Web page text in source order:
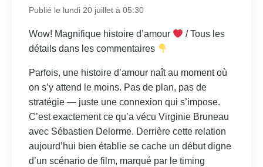
Publié le lundi 20 juillet à 05:30
Wow! Magnifique histoire d’amour
/ Tous les
détails dans les commentaires
Parfois, une histoire d’amour naît au moment où
on s’y attend le moins. Pas de plan, pas de
stratégie — juste une connexion qui s’impose.
C’est exactement ce qu’a vécu Virginie Bruneau
avec Sébastien Delorme. Derrière cette relation
aujourd’hui bien établie se cache un début digne
d’un scénario de film, marqué par le timing